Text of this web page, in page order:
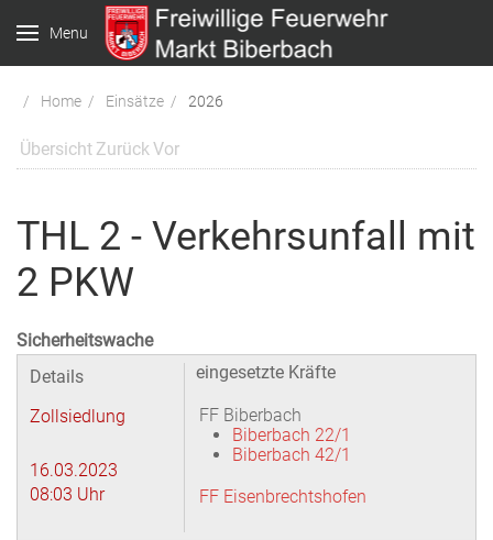
Menu
Home Einsätze 2026
Übersicht ZurückVor
THL 2 - Verkehrsunfall mit
2 PKW
Sicherheitswache
Details
Zollsiedlung
16.03.2023
08:03 Uhr
eingesetzte Kräfte
FF Biberbach
Biberbach 22/1
Biberbach 42/1
FF Eisenbrechtshofen